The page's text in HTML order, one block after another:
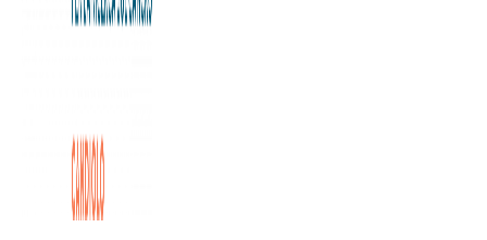
Una domanda al centro del secondo appuntamento di